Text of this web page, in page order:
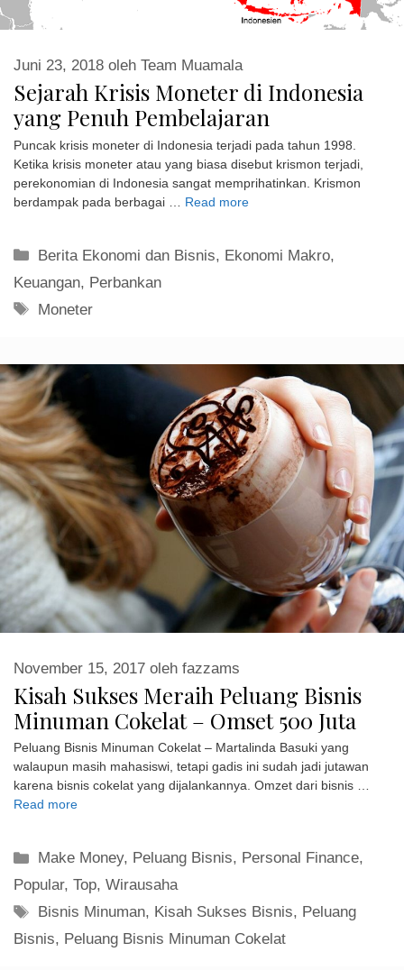
Sejarah Krisis Moneter di Indonesia
yang Penuh Pembelajaran
Juni 23, 2018 oleh Team Muamala
Puncak krisis moneter di Indonesia terjadi pada tahun 1998.
Ketika krisis moneter atau yang biasa disebut krismon terjadi,
perekonomian di Indonesia sangat memprihatinkan. Krismon
berdampak pada berbagai … Read more
Kategori
Berita Ekonomi dan Bisnis, Ekonomi Makro,
Keuangan, Perbankan
Tag
Moneter
Kisah Sukses Meraih Peluang Bisnis
Minuman Cokelat – Omset 500 Juta
November 15, 2017 oleh fazzams
Peluang Bisnis Minuman Cokelat – Martalinda Basuki yang
walaupun masih mahasiswi, tetapi gadis ini sudah jadi jutawan
karena bisnis cokelat yang dijalankannya. Omzet dari bisnis …
Read more
Kategori
Make Money, Peluang Bisnis, Personal Finance,
Popular, Top, Wirausaha
Tag
Bisnis Minuman, Kisah Sukses Bisnis, Peluang
Bisnis, Peluang Bisnis Minuman Cokelat